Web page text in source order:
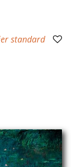
standard